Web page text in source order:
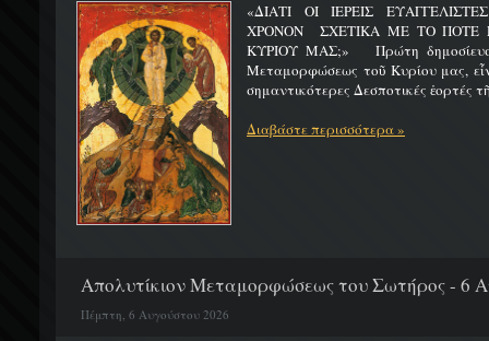
«ΔΙΑΤΙ ΟΙ ΙΕΡΕΙΣ
ΧΡΟΝΟΝ ΣΧΕΤΙΚΑ ΜΕ ΤΟ ΠΟΤΕ
ΚΥΡΙΟΥ ΜΑΣ;» Πρώτη
Μεταμορφώσεως τοῦ Κυρίου μας,
σημαντικότερες Δεσποτικές ἑορτές
Διαβάστε περισσότερα »
Απολυτίκιον Μεταμορφώσεως του Σωτήρος - 6
Πέμπτη, 6 Αυγούστου 2026